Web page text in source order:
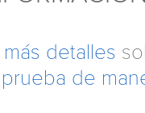
más detalles
prueba de